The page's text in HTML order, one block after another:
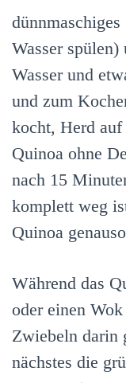
Wasser
Wasser und
und zum
kocht, Herd
Quinoa ohne
nach 15
komplett weg
Quinoa
Während das
oder einen
Zwiebeln darin
nächstes die